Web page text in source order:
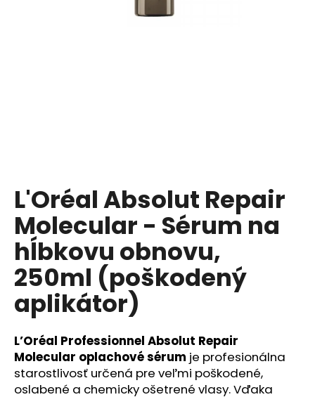
L'Oréal Absolut Repair
Molecular - Sérum na
hĺbkovu obnovu,
250ml (poškodený
aplikátor)
L’Oréal Professionnel Absolut Repair
Molecular oplachové sérum je profesionálna
starostlivosť určená pre veľmi poškodené,
oslabené a chemicky ošetrené vlasy. Vďaka
O
d
p
o
r
ú
č
a
m
e